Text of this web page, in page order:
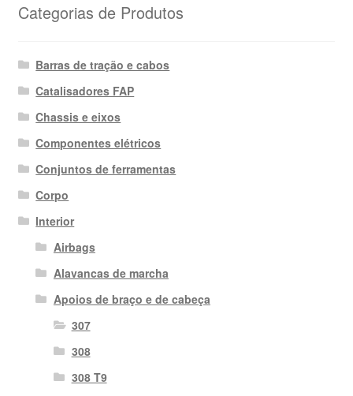
Categorias de Produtos
Barras de tração e cabos
Catalisadores FAP
Chassis e eixos
Componentes elétricos
Conjuntos de ferramentas
Corpo
Interior
Airbags
Alavancas de marcha
Apoios de braço e de cabeça
307
308
308 T9